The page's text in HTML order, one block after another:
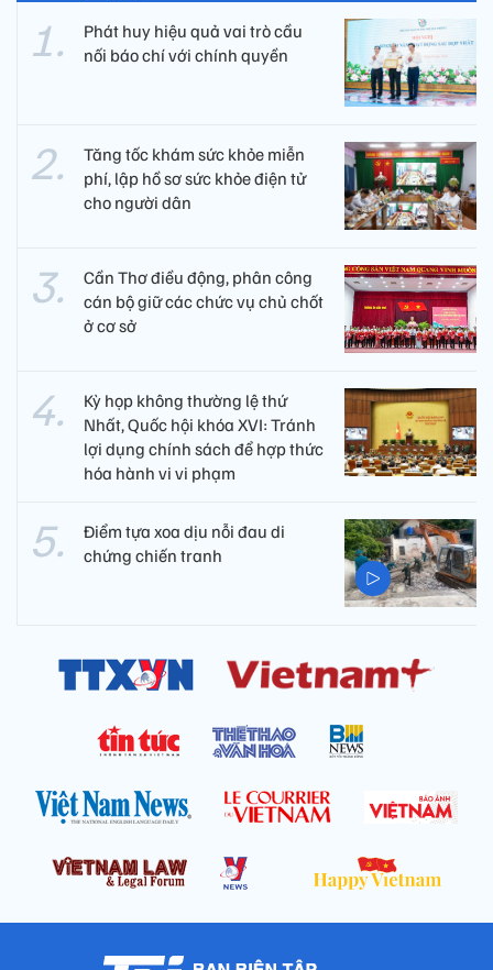
Phát huy hiệu quả vai trò cầu
nối báo chí với chính quyền
Tăng tốc khám sức khỏe miễn
phí, lập hồ sơ sức khỏe điện tử
cho người dân
Cần Thơ điều động, phân công
cán bộ giữ các chức vụ chủ chốt
ở cơ sở
Kỳ họp không thường lệ thứ
Nhất, Quốc hội khóa XVI: Tránh
lợi dụng chính sách để hợp thức
hóa hành vi vi phạm
Điểm tựa xoa dịu nỗi đau di
chứng chiến tranh